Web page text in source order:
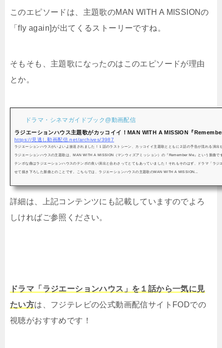
このエピソードは、主題歌のMAN WITH A MISSIONの
「fly again]が出てくるストーリーですね。
そもそも、主題歌になったのはこのエピソードが理由
とか。
ドラマ・シネマガイドブック@動画配信
ラジエーションハウス主題歌がカッコイイ！​MAN WITH A MISSION『
https://見逃し動画配信.net/archives/3987
ラジエーションハウスがいよいよ放送されました！１話のラストシーン、カッコイイ主題歌とともに２話の予告が流れる演出
ラジエーションハウスの主題歌は、​MAN WITH A MISSION（マンウィズアミッション）の『Remember Me』という新曲で
テンポな曲はラジエーションハウスのテンポの良い演出と合わさってとてもあっていました！それもそのはず、ドラマ「ラジ
せて描き下ろした新曲とのことです。こちらでは、ラジエーションハウスの主題歌の​MAN WITH A MISSION...
詳細は、上記コンテンツにも記載していますのでよろ
しければご参照ください。
ドラマ「ラジエーションハウス」を１話から一気に見
たい方は、フジテレビの公式動画配信サイトFODでの
視聴がおすすめです！